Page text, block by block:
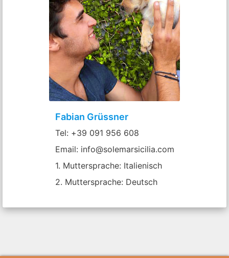
Fabian Grüssner
Tel: +39 091 956 608
Email: info@solemarsicilia.com
1. Muttersprache: Italienisch
2. Muttersprache: Deutsch